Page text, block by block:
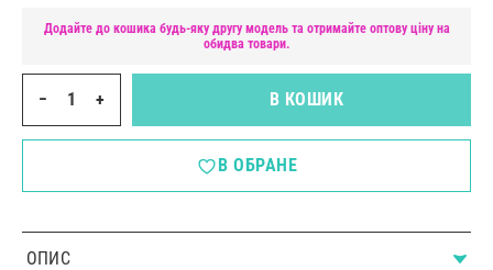
Додайте до кошика будь-яку другу модель та отримайте оптову ціну на
обидва товари.
− + В КОШИК
В ОБРАНЕ
ОПИС